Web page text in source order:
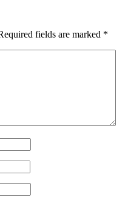
fields are marked *